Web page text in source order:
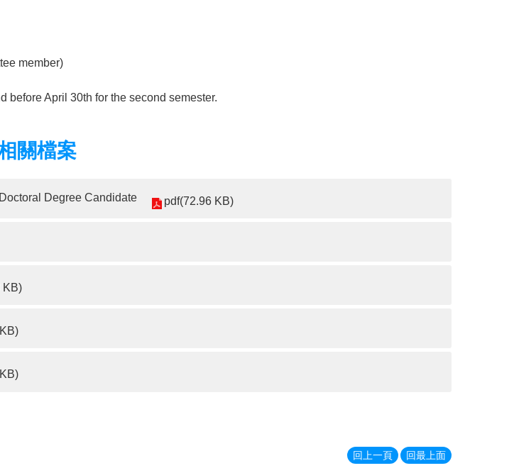
member)
before April 30th for the second semester.
關檔案
Degree Candidate pdf(72.96 KB)
KB)
回上一頁 回最上面